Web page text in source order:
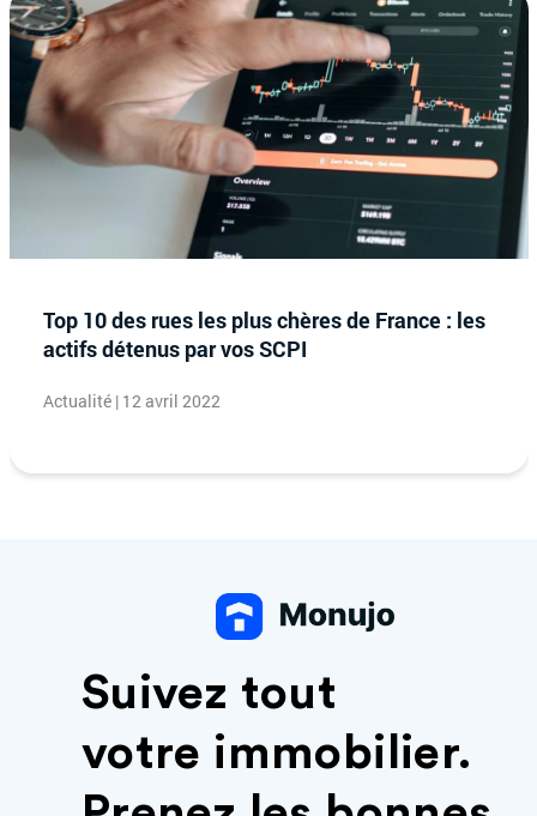
Top 10 des rues les plus chères de France : les
actifs détenus par vos SCPI
Actualité | 12 avril 2022
Suivez tout
votre immobilier.